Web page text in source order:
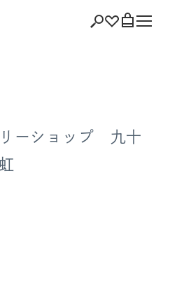
を見るーショップ 九十